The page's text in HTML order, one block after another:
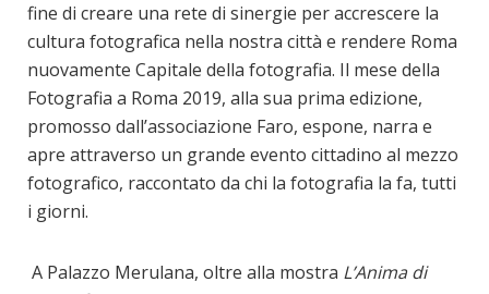
fine di creare una rete di sinergie per accrescere la
cultura fotografica nella nostra città e rendere Roma
nuovamente Capitale della fotografia. Il mese della
Fotografia a Roma 2019, alla sua prima edizione,
promosso dall’associazione Faro, espone, narra e
apre attraverso un grande evento cittadino al mezzo
fotografico, raccontato da chi la fotografia la fa, tutti
i giorni.
A Palazzo Merulana, oltre alla mostra L’Anima di